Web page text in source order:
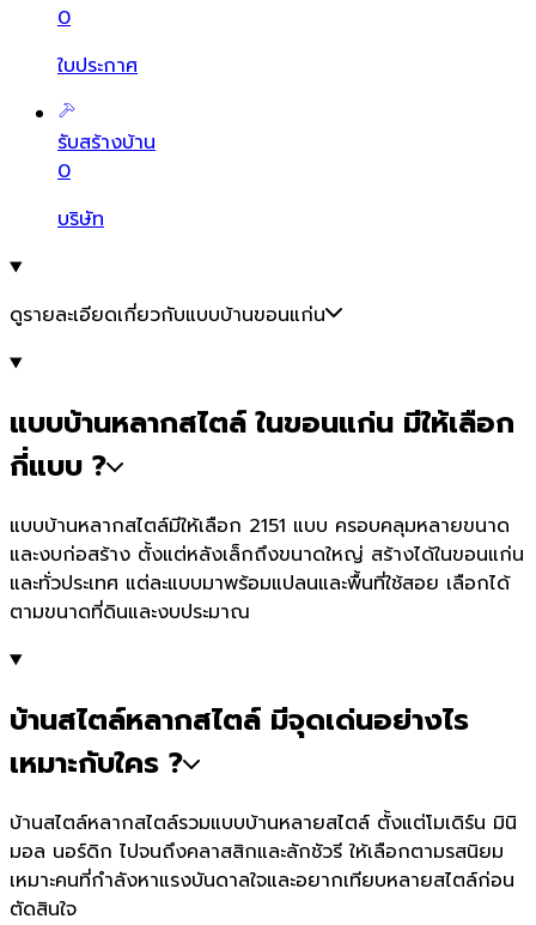
0
ใบประกาศ
รับสร้างบ้าน
0
บริษัท
ดูรายละเอียดเกี่ยวกับแบบบ้านขอนแก่น
แบบบ้านหลากสไตล์ ในขอนแก่น มีให้เลือก
กี่แบบ ?
แบบบ้านหลากสไตล์มีให้เลือก 2151 แบบ ครอบคลุมหลายขนาด
และงบก่อสร้าง ตั้งแต่หลังเล็กถึงขนาดใหญ่ สร้างได้ในขอนแก่น
และทั่วประเทศ แต่ละแบบมาพร้อมแปลนและพื้นที่ใช้สอย เลือกได้
ตามขนาดที่ดินและงบประมาณ
บ้านสไตล์หลากสไตล์ มีจุดเด่นอย่างไร
เหมาะกับใคร ?
บ้านสไตล์หลากสไตล์รวมแบบบ้านหลายสไตล์ ตั้งแต่โมเดิร์น มินิ
มอล นอร์ดิก ไปจนถึงคลาสสิกและลักชัวรี ให้เลือกตามรสนิยม
เหมาะคนที่กำลังหาแรงบันดาลใจและอยากเทียบหลายสไตล์ก่อน
ตัดสินใจ